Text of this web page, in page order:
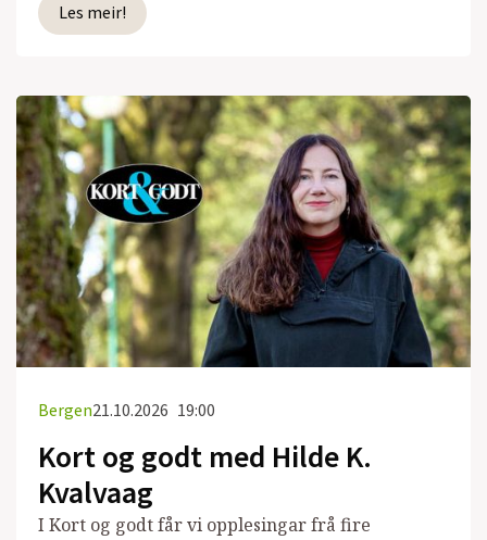
Les meir!
Bergen21.10.2026 19:00
Kort og godt med Hilde K.
Kvalvaag
I Kort og godt får vi opplesingar frå fire